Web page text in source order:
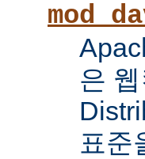
은
표준